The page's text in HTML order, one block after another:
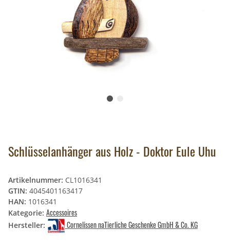
Schlüsselanhänger aus Holz - Doktor Eule Uhu
Artikelnummer: CL1016341
GTIN: 4045401163417
HAN: 1016341
Kategorie: Accessoires
Hersteller: Cornelissen naTierliche Geschenke GmbH & Co. KG